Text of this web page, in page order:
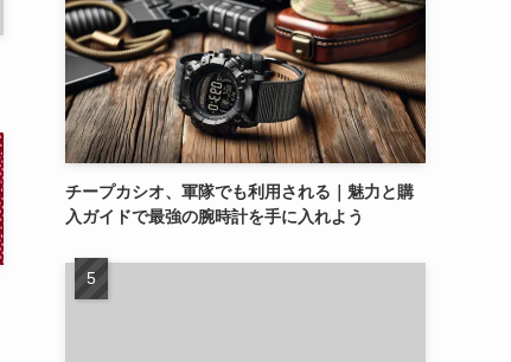
チープカシオ、軍隊でも利用される｜魅力と購
入ガイドで最強の腕時計を手に入れよう